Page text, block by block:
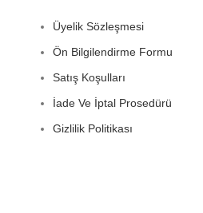
Üyelik Sözleşmesi
Ön Bilgilendirme Formu
Satış Koşulları
İade Ve İptal Prosedürü
Gizlilik Politikası